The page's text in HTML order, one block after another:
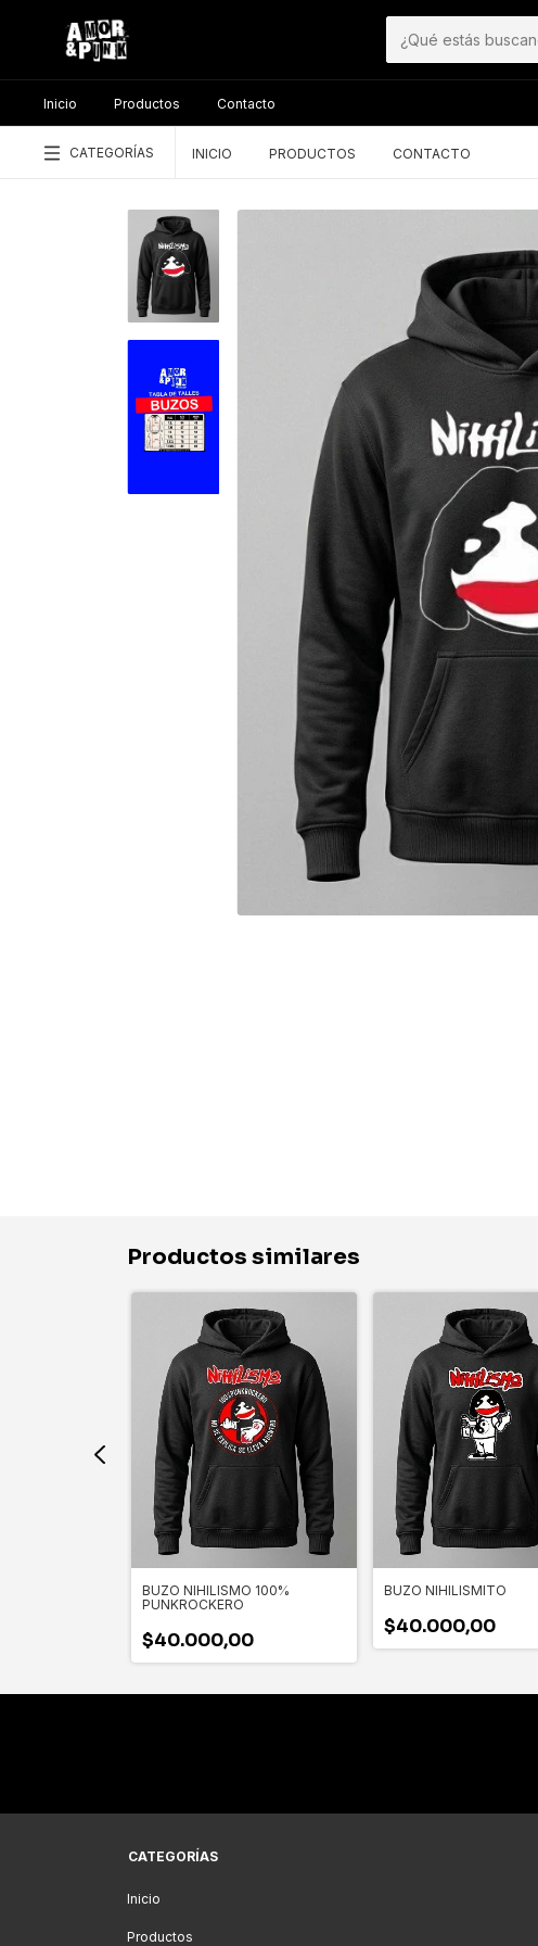
Inicio Productos Contacto
CATEGORÍAS INICIO PRODUCTOS CONTACTO
Productos similares
BUZO NIHILISMO 100%
PUNKROCKERO
$40.000,00
BUZO NIHILISMITO
$40.000,00
CATEGORÍAS
Inicio
Productos